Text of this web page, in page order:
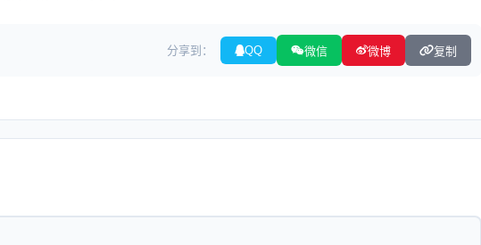
分享到： QQ 微信 微博 复制